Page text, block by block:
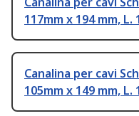
117mm x 194 mm, L.
Canalina per cavi
105mm x 149 mm, L.